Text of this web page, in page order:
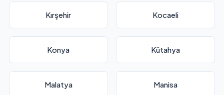
Kırşehir Kocaeli
Konya Kütahya
Malatya Manisa